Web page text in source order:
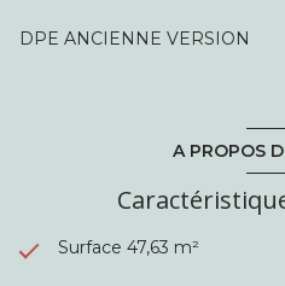
DPE ANCIENNE VERSION
A PROPOS
Surface 47,63 m²